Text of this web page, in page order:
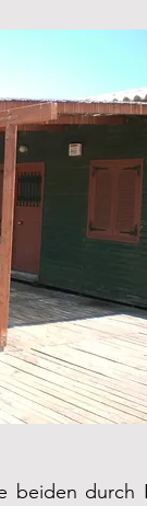
beiden durch